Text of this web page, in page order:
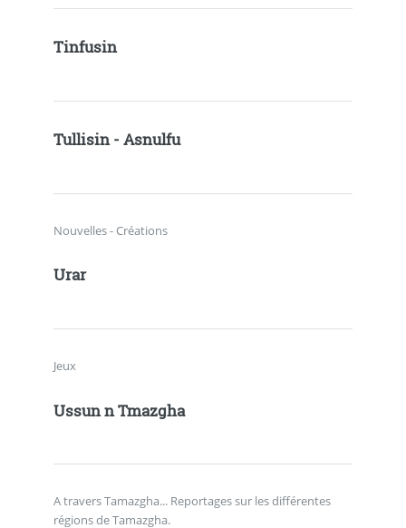
Tinfusin
Tullisin - Asnulfu
Nouvelles - Créations
Urar
Jeux
Ussun n Tmazgha
A travers Tamazgha... Reportages sur les différentes
régions de Tamazgha.